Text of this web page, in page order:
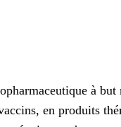
à
en produits